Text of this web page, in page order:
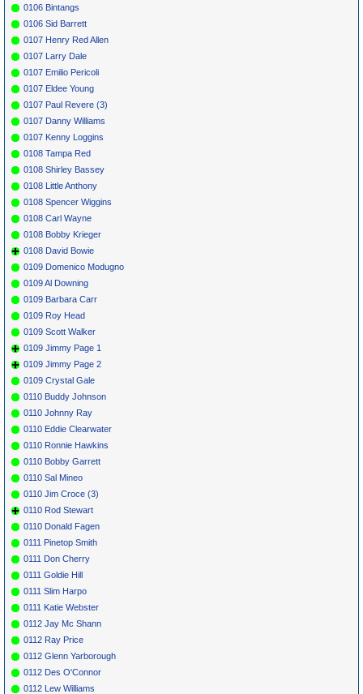
0106 Bintangs
0106 Sid Barrett
0107 Henry Red Allen
0107 Larry Dale
0107 Emilio Pericoli
0107 Eldee Young
0107 Paul Revere (3)
0107 Danny Williams
0107 Kenny Loggins
0108 Tampa Red
0108 Shirley Bassey
0108 Little Anthony
0108 Spencer Wiggins
0108 Carl Wayne
0108 Bobby Krieger
0108 David Bowie
0109 Domenico Modugno
0109 Al Downing
0109 Barbara Carr
0109 Roy Head
0109 Scott Walker
0109 Jimmy Page 1
0109 Jimmy Page 2
0109 Crystal Gale
0110 Buddy Johnson
0110 Johnny Ray
0110 Eddie Clearwater
0110 Ronnie Hawkins
0110 Bobby Garrett
0110 Sal Mineo
0110 Jim Croce (3)
0110 Rod Stewart
0110 Donald Fagen
0111 Pinetop Smith
0111 Don Cherry
0111 Goldie Hill
0111 Slim Harpo
0111 Katie Webster
0112 Jay Mc Shann
0112 Ray Price
0112 Glenn Yarborough
0112 Des O'Connor
0112 Lew Williams